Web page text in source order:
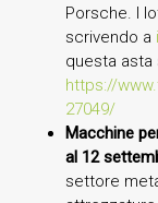
Porsche. I
scrivendo a
questa asta
https://
27049/
Macchine
al 12
settore